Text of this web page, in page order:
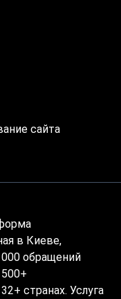
сайта
в Киеве,
000 обращений
странах. Услуга